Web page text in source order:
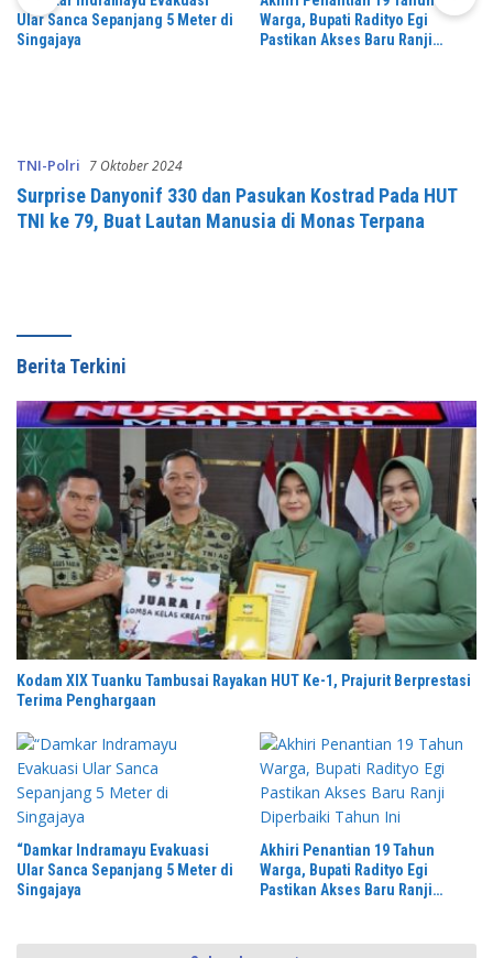
Ular Sanca Sepanjang 5 Meter di
Singajaya
Warga, Bupati Radityo Egi
Pastikan Akses Baru Ranji
TNI-Polri 7 Oktober 2024
Surprise Danyonif 330 dan Pasukan Kostrad Pada HUT
TNI ke 79, Buat Lautan Manusia di Monas Terpana
Berita Terkini
Kodam XIX Tuanku Tambusai Rayakan HUT Ke-1, Prajurit Berprestasi
Terima Penghargaan
“Damkar Indramayu Evakuasi
Ular Sanca Sepanjang 5 Meter di
Singajaya
Akhiri Penantian 19 Tahun
Warga, Bupati Radityo Egi
Pastikan Akses Baru Ranji